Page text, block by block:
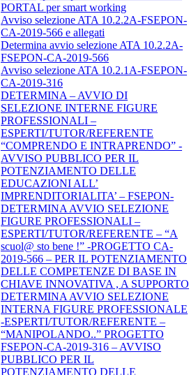
PORTAL per smart working
Avviso selezione ATA 10.2.2A-FSEPON-
CA-2019-566 e allegati
Determina avvio selezione ATA 10.2.2A-
FSEPON-CA-2019-566
Avviso selezione ATA 10.2.1A-FSEPON-
CA-2019-316
DETERMINA – AVVIO DI
SELEZIONE INTERNE FIGURE
PROFESSIONALI –
ESPERTI/TUTOR/REFERENTE
“COMPRENDO E INTRAPRENDO” -
AVVISO PUBBLICO PER IL
POTENZIAMENTO DELLE
EDUCAZIONI ALL’
IMPRENDITORIALITA’ – FSEPON-
DETERMINA AVVIO SELEZIONE
FIGURE PROFESSIONALI –
ESPERTI/TUTOR/REFERENTE – “A
scuol@ sto bene !” -PROGETTO CA-
2019-566 – PER IL POTENZIAMENTO
DELLE COMPETENZE DI BASE IN
CHIAVE INNOVATIVA , A SUPPORTO
DETERMINA AVVIO SELEZIONE
INTERNA FIGURE PROFESSIONALE
-ESPERTI/TUTOR/REFERENTE –
“MANIPOLANDO..” PROGETTO
FSEPON-CA-2019-316 – AVVISO
PUBBLICO PER IL
POTENZIAMENTO DELLE